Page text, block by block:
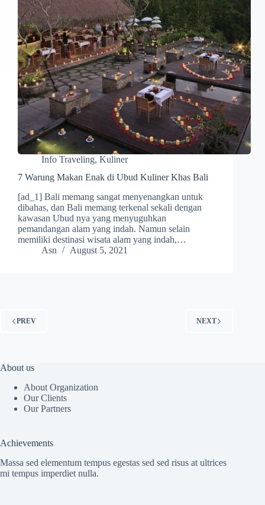
Info Traveling, Kuliner
7 Warung Makan Enak di Ubud Kuliner Khas Bali
[ad_1] Bali memang sangat menyenangkan untuk
dibahas, dan Bali memang terkenal sekali dengan
kawasan Ubud nya yang menyuguhkan
pemandangan alam yang indah. Namun selain
memiliki destinasi wisata alam yang indah,…
Asn
August 5, 2021
PREV NEXT
About us
About Organization
Our Clients
Our Partners
Achievements
Massa sed elementum tempus egestas sed sed risus at ultrices
mi tempus imperdiet nulla.